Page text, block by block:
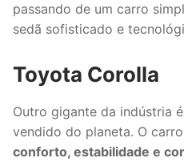
passando de um carro
sedã sofisticado e
Toyota Corolla
Outro gigante da indústria
vendido do planeta. O
conforto, estabilidade e